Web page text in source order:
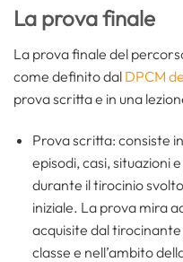
La prova finale
La prova finale del
come definito dal DPCM
prova scritta e in una
Prova scritta: consiste
episodi, casi, situazioni
durante il tirocinio
iniziale. La prova mira
acquisite dal
classe e nell’ambito